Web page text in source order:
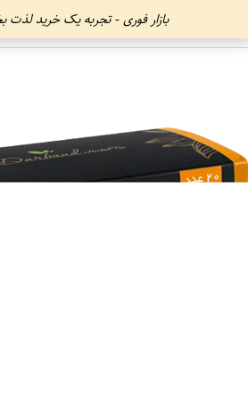
بازار فوری - تجربه یک خرید